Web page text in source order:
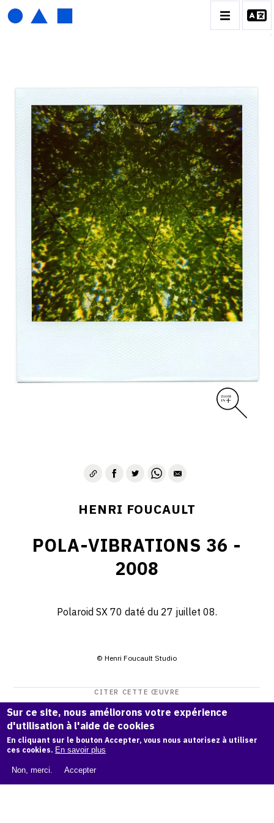
HENRI FOUCAULT
BIOGRAPHIE
CATALOGUE DES OEUVRES
01_SCULPTURE
02_PHOTOGRAPHIQUE
03_COLLAGES
04_DESSINS
05_MONOTYPE
06_ARCHIVES
CONTACT
HENRI FOUCAULT
POLA-VIBRATIONS 36 -
2008
Polaroid SX 70 daté du 27 juillet 08.
© Henri Foucault Studio
CITER CETTE ŒUVRE
Henri Foucault,Pola-vibrations 36 - 2008.
Catalogue raisonné Henri Foucault
7w
Sur ce site, nous améliorons votre expérience
d'utilisation à l'aide de cookies
En cliquant sur le bouton Accepter, vous nous autorisez à utiliser
ces cookies. En savoir plus
Non, merci. Accepter